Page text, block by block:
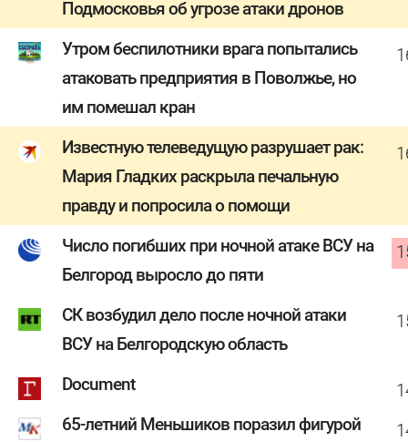
Подмосковья об угрозе атаки дронов
Утром беспилотники врага попытались
атаковать предприятия в Поволжье, но
им помешал кран
Известную телеведущую разрушает рак:
Мария Гладких раскрыла печальную
правду и попросила о помощи
Число погибших при ночной атаке ВСУ на
Белгород выросло до пяти
СК возбудил дело после ночной атаки
ВСУ на Белгородскую область
Document
65-летний Меньшиков поразил фигурой